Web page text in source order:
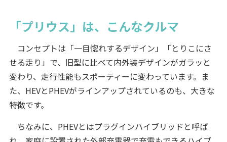
「プリウス」は、こんなクルマ
コンセプトは「一目惚れするデザイン」「とりこにさ
せる走り」で、旧型に比べて内外装デザインがガラッと
変わり、走行性能もスポーティーに変わっています。ま
た、HEVとPHEVがラインアップされているのも、大きな
特徴です。
ちなみに、PHEVとはプラグインハイブリッドと呼ば